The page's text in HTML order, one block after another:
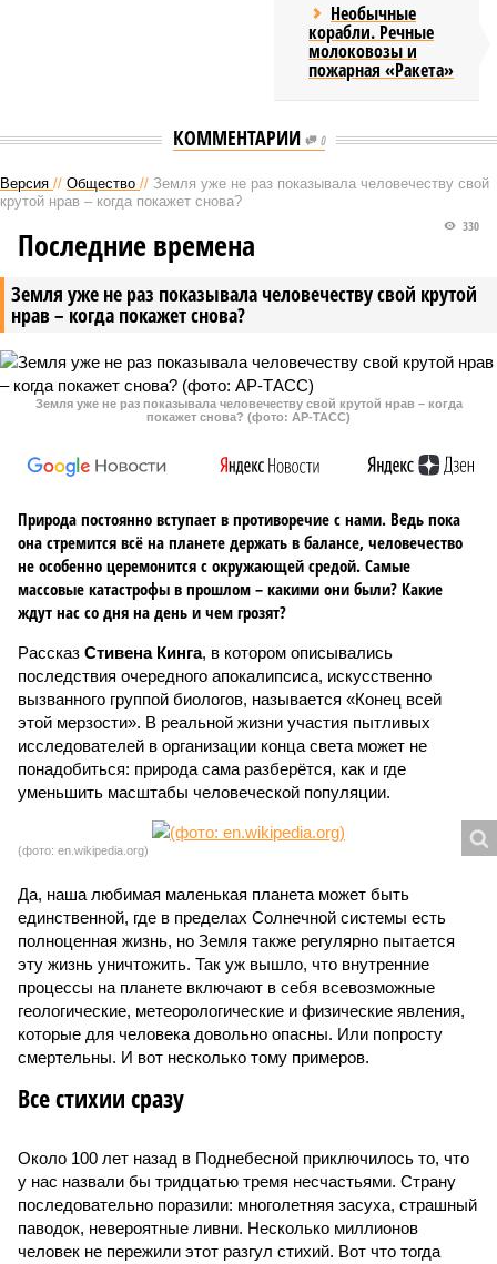
Необычные
корабли. Речные
молоковозы и
пожарная «Ракета»
КОММЕНТАРИИ 0
Версия // Общество // Земля уже не раз показывала человечеству свой
крутой нрав – когда покажет снова?
Земля уже не раз показывала человечеству свой крутой
нрав – когда покажет снова?
330
Последние времена
Земля уже не раз показывала человечеству свой крутой нрав – когда
покажет снова? (фото: АР-ТАСС)
Природа постоянно вступает в противоречие с нами. Ведь пока
она стремится всё на планете держать в балансе, человечество
не особенно церемонится с окружающей средой. Самые
массовые катастрофы в прошлом – какими они были? Какие
ждут нас со дня на день и чем грозят?
Рассказ Стивена Кинга, в котором описывались
последствия очередного апокалипсиса, искусственно
вызванного группой биологов, называется «Конец всей
этой мерзости». В реальной жизни участия пытливых
исследователей в организации конца света может не
понадобиться: природа сама разберётся, как и где
уменьшить масштабы человеческой популяции.
(фото: en.wikipedia.org)
Да, наша любимая маленькая планета может быть
единственной, где в пределах Солнечной системы есть
полноценная жизнь, но Земля также регулярно пытается
эту жизнь уничтожить. Так уж вышло, что внутренние
процессы на планете включают в себя всевозможные
геологические, метеорологические и физические явления,
которые для человека довольно опасны. Или попросту
смертельны. И вот несколько тому примеров.
Все стихии сразу
Около 100 лет назад в Поднебесной приключилось то, что
у нас назвали бы тридцатью тремя несчастьями. Страну
последовательно поразили: многолетняя засуха, страшный
паводок, невероятные ливни. Несколько миллионов
человек не пережили этот разгул стихий. Вот что тогда